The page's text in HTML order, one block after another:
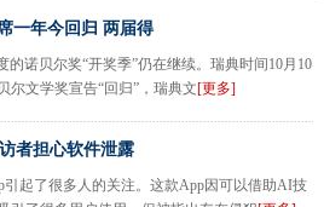
一年今回归 两届得
的诺贝尔奖“开奖季”仍在继续。瑞典时间10月10
尔文学奖宣告“回归”，瑞典文[更多]
者担心软件泄露
引起了很多人的关注。这款App因可以借助AI技